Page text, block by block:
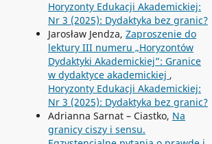
Horyzonty Edukacji Akademickiej:
Nr 3 (2025): Dydaktyka bez granic?
Jarosław Jendza, Zaproszenie do
lektury III numeru „Horyzontów
Dydaktyki Akademickiej”: Granice
w dydaktyce akademickiej ,
Horyzonty Edukacji Akademickiej:
Nr 3 (2025): Dydaktyka bez granic?
Adrianna Sarnat – Ciastko, Na
granicy ciszy i sensu.